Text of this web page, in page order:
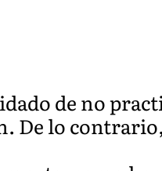
de no
De lo